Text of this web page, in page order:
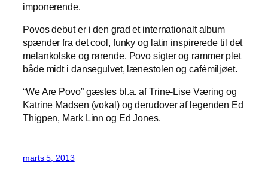
imponerende.
Povos debut er i den grad et internationalt album
spænder fra det cool, funky og latin inspirerede til det
melankolske og rørende. Povo sigter og rammer plet
både midt i dansegulvet, lænestolen og cafémiljøet.
“We Are Povo” gæstes bl.a. af Trine-Lise Væring og
Katrine Madsen (vokal) og derudover af legenden Ed
Thigpen, Mark Linn og Ed Jones.
marts 5, 2013